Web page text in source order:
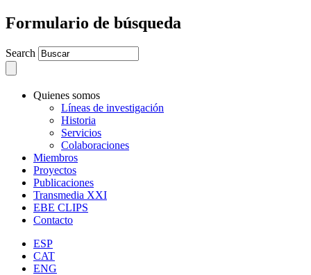
Formulario de búsqueda
Search
Quienes somos
Líneas de investigación
Historia
Servicios
Colaboraciones
Miembros
Proyectos
Publicaciones
Transmedia XXI
EBE CLIPS
Contacto
ESP
CAT
ENG